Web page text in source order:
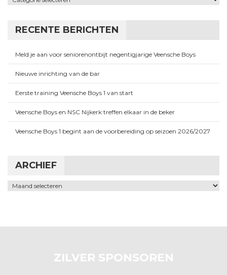
RECENTE BERICHTEN
Meld je aan voor seniorenontbijt negentigjarige Veensche Boys
Nieuwe inrichting van de bar
Eerste training Veensche Boys 1 van start
Veensche Boys en NSC Nijkerk treffen elkaar in de beker
Veensche Boys 1 begint aan de voorbereiding op seizoen 2026/2027
ARCHIEF
Archief
ZILVER SPONSOREN